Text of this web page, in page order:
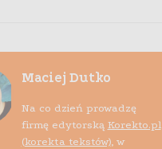
Maciej Dutko
Na co dzień prowadzę
firmę edytorską Korekto.pl
(korekta tekstów), w